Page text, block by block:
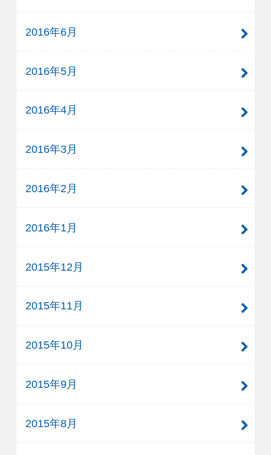
2016年6月
2016年5月
2016年4月
2016年3月
2016年2月
2016年1月
2015年12月
2015年11月
2015年10月
2015年9月
2015年8月